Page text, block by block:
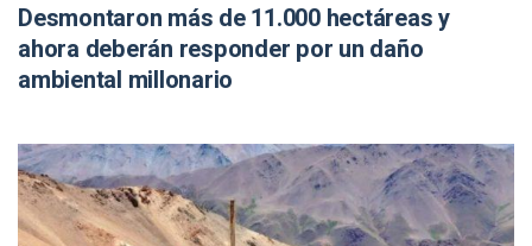
Desmontaron más de 11.000 hectáreas y
ahora deberán responder por un daño
ambiental millonario